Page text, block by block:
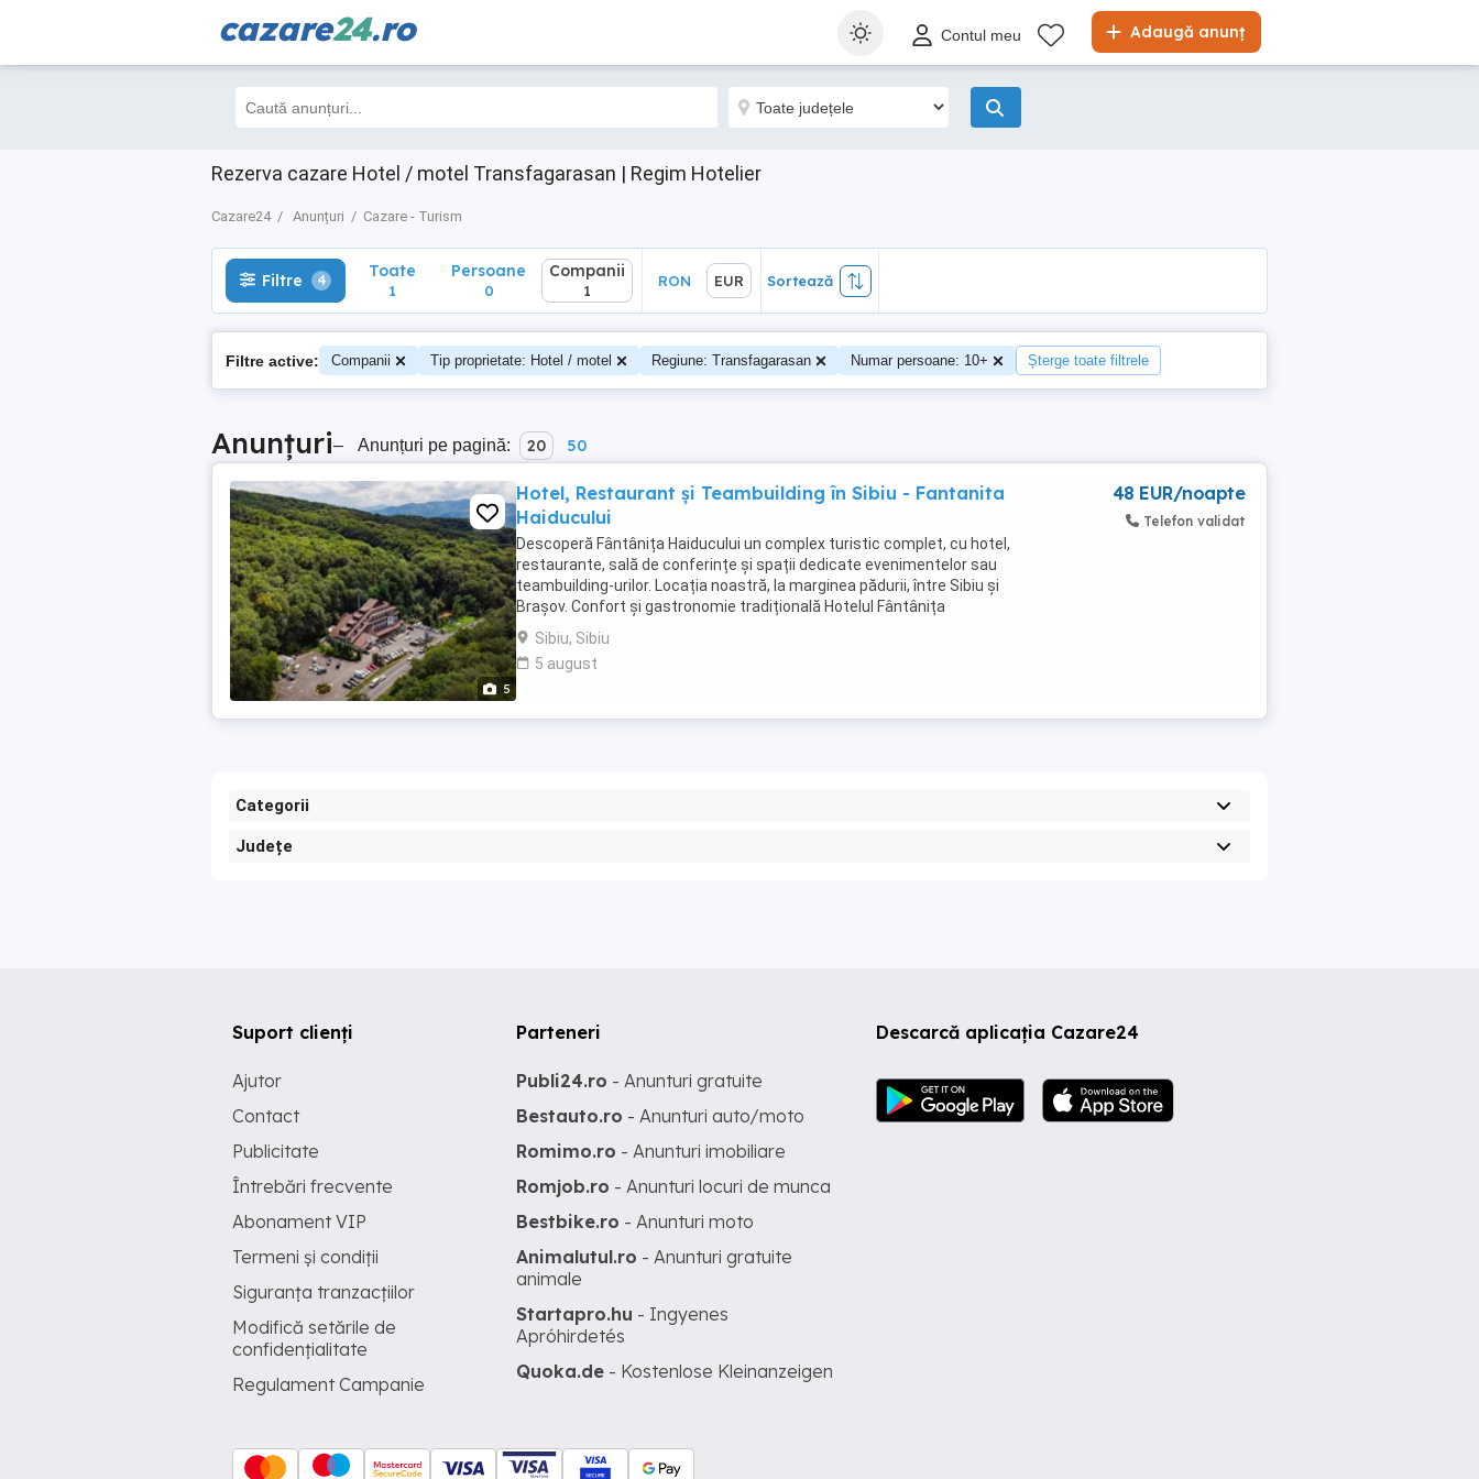
cazare24.ro Adaugă anunț
Contul meu
Rezerva cazare Hotel / motel Transfagarasan | Regim Hotelier
Cazare24 Anunțuri Cazare - Turism
Filtre 4 Toate
1
Filtre 4 Toate
1
Persoane
0
Companii
1
RON EUR Sortează
Filtre active: Companii Tip proprietate: Hotel / motel Regiune: Transfagarasan Numar persoane: 10+ Șterge toate filtrele
Anunțuri– Anunțuri pe pagină: 20 50
5
Hotel, Restaurant și Teambuilding în Sibiu - Fantanita
Haiducului
Descoperă Fântânița Haiducului un complex turistic complet, cu hotel,
restaurante, sală de conferințe și spații dedicate evenimentelor sau
teambuilding-urilor. Locația noastră, la marginea pădurii, între Sibiu și
Brașov. Confort și gastronomie tradițională Hotelul Fântânița
Haiducului este locul unde ...
Sibiu, Sibiu
5 august
48 EUR/noapte
Telefon validat
Categorii
Județe
Descarcă aplicația Cazare24
Suport clienți
Ajutor
Contact
Publicitate
Întrebări frecvente
Abonament VIP
Termeni și condiții
Siguranța tranzacțiilor
Modifică setările de
confidențialitate
Regulament Campanie
Parteneri
Publi24.ro - Anunturi gratuite
Bestauto.ro - Anunturi auto/moto
Romimo.ro - Anunturi imobiliare
Romjob.ro - Anunturi locuri de munca
Bestbike.ro - Anunturi moto
Animalutul.ro - Anunturi gratuite
animale
Startapro.hu - Ingyenes
Apróhirdetés
Quoka.de - Kostenlose Kleinanzeigen